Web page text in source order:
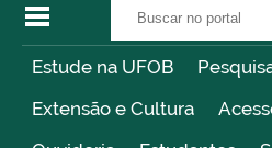
Estude na UFOB
Extensão e Cultura